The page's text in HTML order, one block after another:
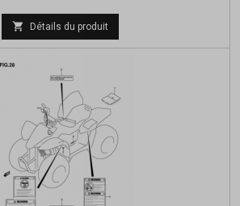
Prix
de
 Détails du produit